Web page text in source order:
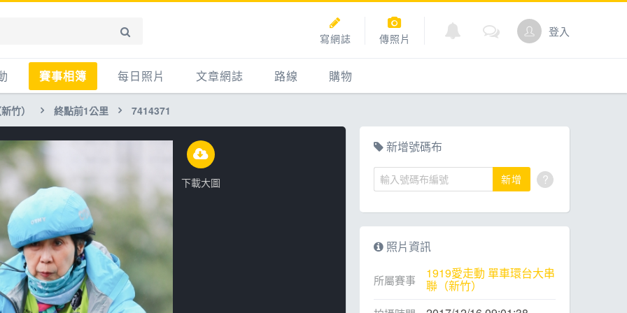
寫網誌 傳照片 登入
騎車去
賽事相簿
賽事影音相簿
自行車好影片
每日照片 文章網誌
知識
新聞
產品
路線 購物
點數商城
竹） 終點前1公里 7414371
下載大圖
新增號碼布
新增 ?
照片資訊
所屬賽事 1919愛走動 單車環台大串
聯（新竹）